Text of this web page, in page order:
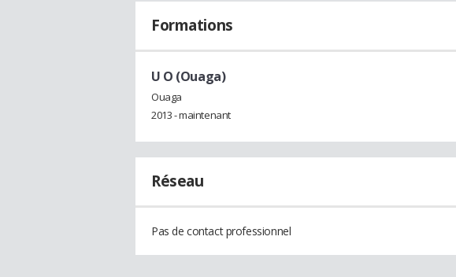
Formations
U O (Ouaga)
Ouaga
2013 - maintenant
Réseau
Pas de contact professionnel